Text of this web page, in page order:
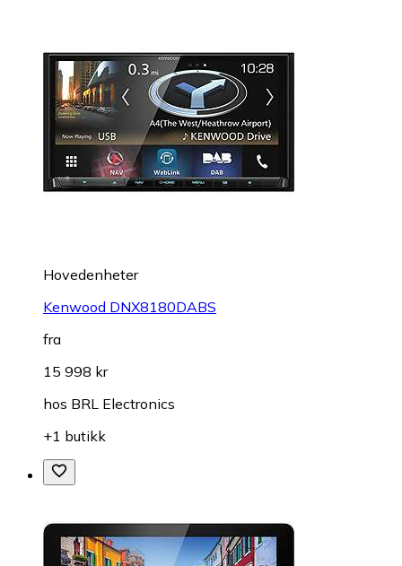
Hovedenheter
Kenwood DNX8180DABS
fra
15 998 kr
hos BRL Electronics
+1 butikk